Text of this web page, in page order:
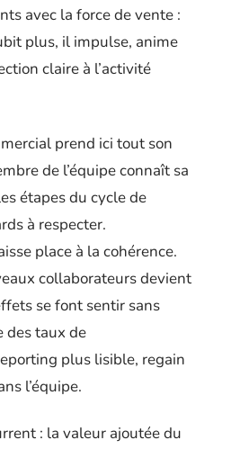
avec la force de vente :
plus, il impulse, anime
claire à l’activité
prend ici tout son
de l’équipe connaît sa
étapes du cycle de
à respecter.
place à la cohérence.
collaborateurs devient
se font sentir sans
des taux de
plus lisible, regain
l’équipe.
: la valeur ajoutée du